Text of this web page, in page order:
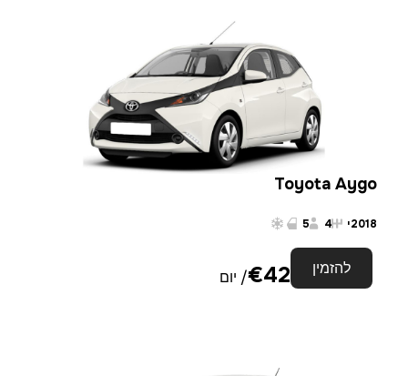
Toyota Aygo
2018 י 4
5
להזמין €42 / יום